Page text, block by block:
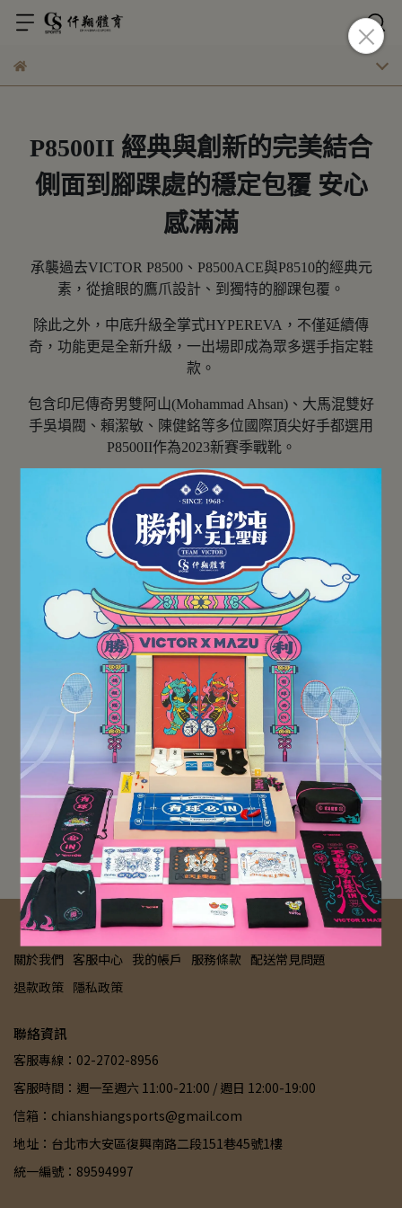
P8500II 經典與創新的完美結合
側面到腳踝處的穩定包覆 安心
感滿滿
承襲過去VICTOR P8500、P8500ACE與P8510的經典元
素，從搶眼的鷹爪設計、到獨特的腳踝包覆。
除此之外，中底升級全掌式HYPEREVA，不僅延續傳
奇，功能更是全新升級，一出場即成為眾多選手指定鞋
款。
包含印尼傳奇男雙阿山(Mohammad Ahsan)、大馬混雙好
手吳塤閥、賴潔敏、陳健銘等多位國際頂尖好手都選用
P8500II作為2023新賽季戰靴。
P8500 SERIES 阿山 著用
所有篩選條件 共 2 件商品
【VICTOR】{鄭思維專屬
系列} P8500NLiteZSW AJ
NT$3,562 NT$5,480
加入購物車
【VICTOR】{寬楦/入門款}
P8500CLS LF 專業羽球鞋
NT$1,287 NT$1,980
加入購物車
關於我們 客服中心 我的帳戶 服務條款 配送常見問題
退款政策 隱私政策
聯絡資訊
客服專線：02-2702-8956
客服時間：週一至週六 11:00-21:00 / 週日 12:00-19:00
信箱：chianshiangsports@gmail.com
地址：台北市大安區復興南路二段151巷45號1樓
統一編號：89594997